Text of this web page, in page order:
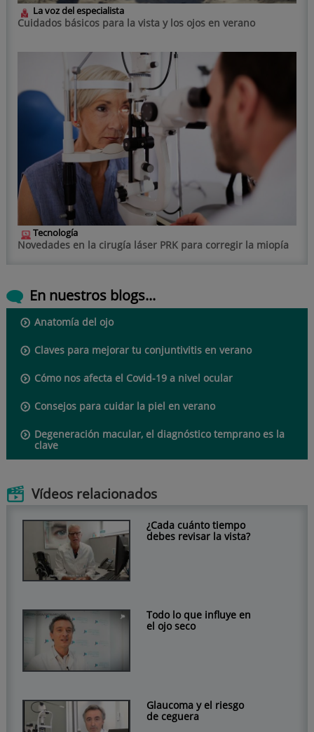
La voz del especialista
Cuidados básicos para la vista y los ojos en verano
Tecnología
Novedades en la cirugía láser PRK para corregir la miopía
En nuestros blogs...
Anatomía del ojo
Claves para mejorar tu conjuntivitis en verano
Cómo nos afecta el Covid-19 a nivel ocular
Consejos para cuidar la piel en verano
Degeneración macular, el diagnóstico temprano es la
clave
Vídeos relacionados
¿Cada cuánto tiempo
debes revisar la vista?
Todo lo que influye en
el ojo seco
Glaucoma y el riesgo
de ceguera